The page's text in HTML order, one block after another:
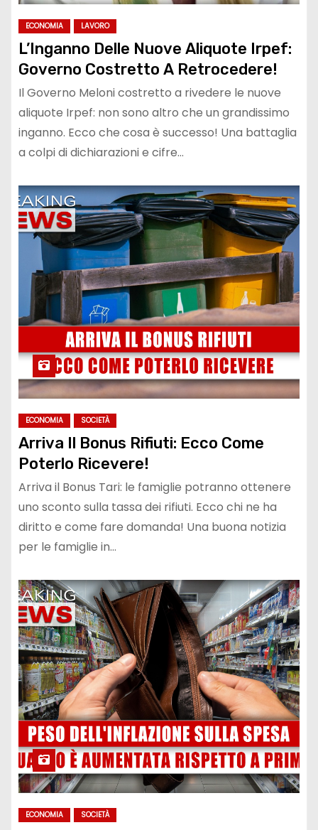
ECONOMIA LAVORO
L’Inganno Delle Nuove Aliquote Irpef:
Governo Costretto A Retrocedere!
Il Governo Meloni costretto a rivedere le nuove
aliquote Irpef: non sono altro che un grandissimo
inganno. Ecco che cosa è successo! Una battaglia
a colpi di dichiarazioni e cifre…
ECONOMIA SOCIETÀ
Arriva Il Bonus Rifiuti: Ecco Come
Poterlo Ricevere!
Arriva il Bonus Tari: le famiglie potranno ottenere
uno sconto sulla tassa dei rifiuti. Ecco chi ne ha
diritto e come fare domanda! Una buona notizia
per le famiglie in…
ECONOMIA SOCIETÀ